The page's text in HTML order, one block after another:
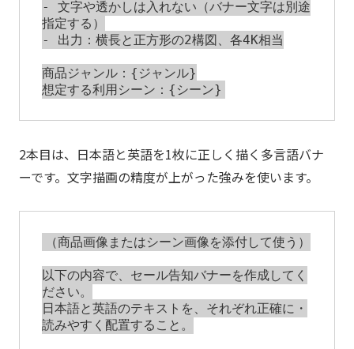
- 文字や透かしは入れない（バナー文字は別途
指定する）
- 出力：横長と正方形の2構図、各4K相当
商品ジャンル：{ジャンル}
2本目は、日本語と英語を1枚に正しく描く多言語バナ
ーです。文字描画の精度が上がった強みを使います。
（商品画像またはシーン画像を添付して使う）
以下の内容で、セール告知バナーを作成してく
ださい。
日本語と英語のテキストを、それぞれ正確に・
読みやすく配置すること。